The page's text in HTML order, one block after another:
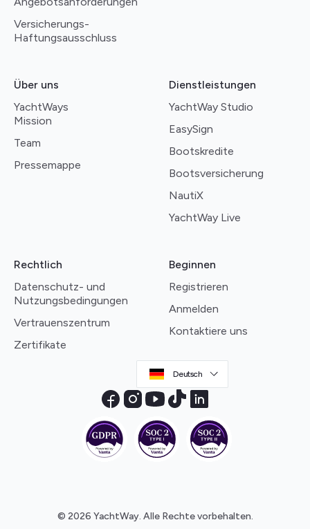
Versicherungs-
Haftungsausschluss
Über uns
YachtWays
Mission
Team
Pressemappe
Dienstleistungen
YachtWay Studio
EasySign
Bootskredite
Bootsversicherung
NautiX
YachtWay Live
Rechtlich
Datenschutz- und
Nutzungsbedingungen
Vertrauenszentrum
Zertifikate
Beginnen
Registrieren
Anmelden
Kontaktiere uns
Deutsch
© 2026 YachtWay. Alle Rechte vorbehalten.